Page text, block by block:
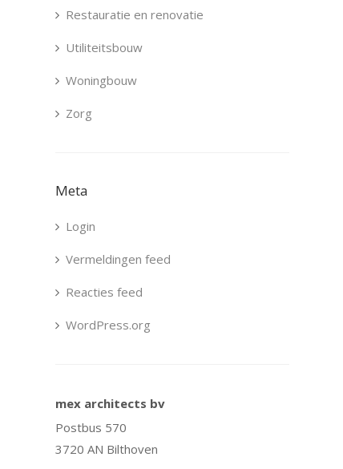
Restauratie en renovatie
Utiliteitsbouw
Woningbouw
Zorg
Meta
Login
Vermeldingen feed
Reacties feed
WordPress.org
mex architects bv
Postbus 570
3720 AN Bilthoven